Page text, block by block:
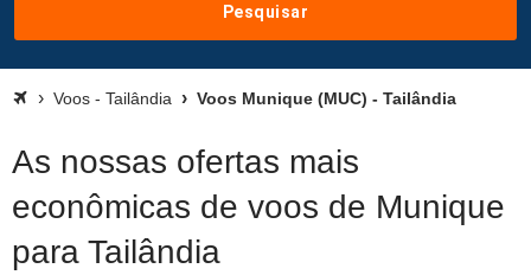
Pesquisar
Voos - Tailândia Voos Munique (MUC) - Tailândia
As nossas ofertas mais
econômicas de voos de Munique
para Tailândia